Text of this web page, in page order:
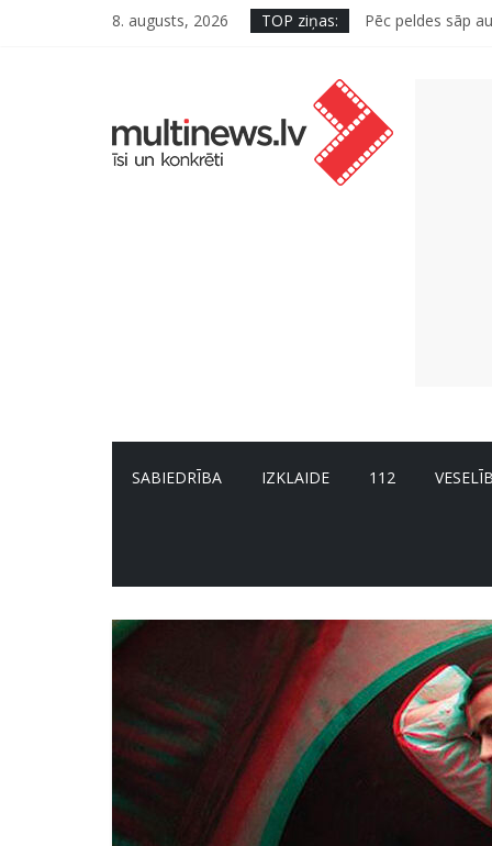
8. augusts, 2026 TOP ziņas:
Pēc peldes sāp
SABIEDRĪBA IZKLAIDE 112